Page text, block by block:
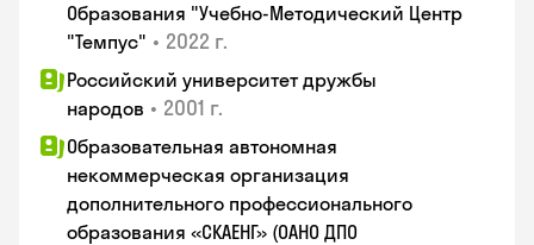
Образования "Учебно-Методический Центр
"Темпус" • 2022 г.
Российский университет дружбы
народов • 2001 г.
Образовательная автономная
некоммерческая организация
дополнительного профессионального
образования «СКАЕНГ» (ОАНО ДПО